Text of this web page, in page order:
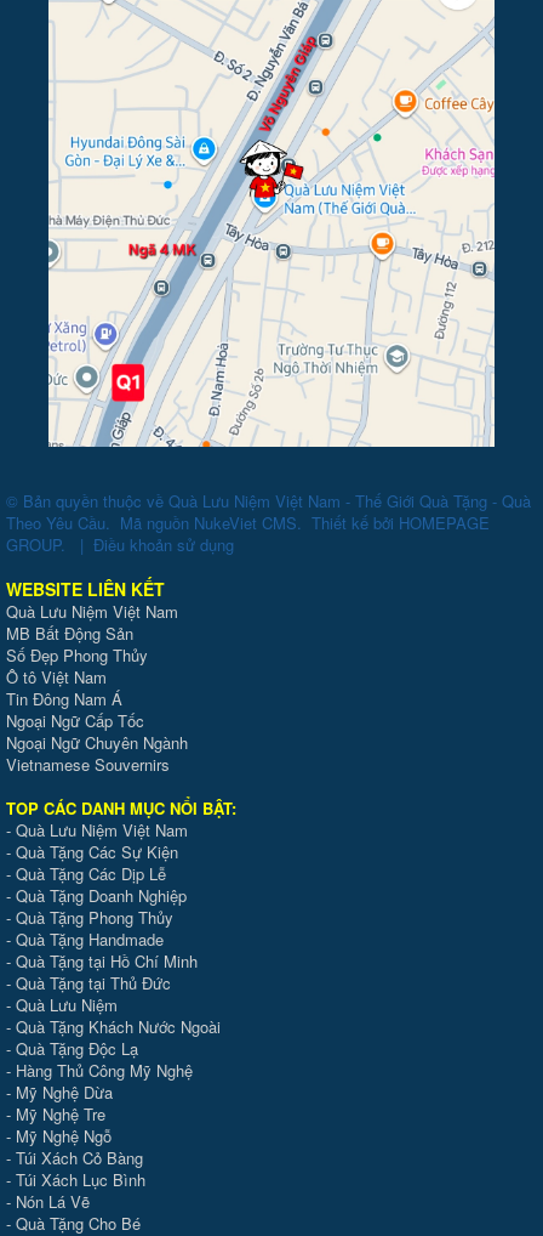
© Bản quyền thuộc về Quà Lưu Niệm Việt Nam - Thế Giới Quà Tặng - Quà
Theo Yêu Cầu. Mã nguồn NukeViet CMS. Thiết kế bởi HOMEPAGE
GROUP. | Điều khoản sử dụng
WEBSITE LIÊN KẾT
Quà Lưu Niệm Việt Nam
MB Bất Động Sản
Số Đẹp Phong Thủy
Ô tô Việt Nam
Tin Đông Nam Á
Ngoại Ngữ Cấp Tốc
Ngoại Ngữ Chuyên Ngành
Vietnamese Souvernirs
TOP CÁC DANH MỤC NỔI BẬT:
- Quà Lưu Niệm Việt Nam
- Quà Tặng Các Sự Kiện
- Quà Tặng Các Dịp Lễ
- Quà Tặng Doanh Nghiệp
- Quà Tặng Phong Thủy
- Quà Tặng Handmade
- Quà Tặng tại Hồ Chí Minh
- Quà Tặng tại Thủ Đức
- Quà Lưu Niệm
- Quà Tặng Khách Nước Ngoài
- Quà Tặng Độc Lạ
- Hàng Thủ Công Mỹ Nghệ
- Mỹ Nghệ Dừa
- Mỹ Nghệ Tre
- Mỹ Nghệ Ngỗ
- Túi Xách Cỏ Bàng
- Túi Xách Lục Bình
- Nón Lá Vẽ
- Quà Tặng Cho Bé